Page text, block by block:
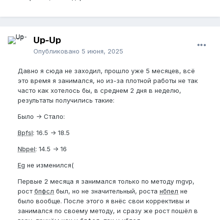
Up-Up
Опубликовано 5 июня, 2025
Давно я сюда не заходил, прошло уже 5 месяцев, всё
это время я занимался, но из-за плотной работы не так
часто как хотелось бы, в среднем 2 дня в неделю,
результаты получились такие:
Было -> Стало:
Bpfsl: 16.5 -> 18.5
Nbpel: 14.5 -> 16
Eg не изменился(
Первые 2 месяца я занимался только по методу mgvp,
ростбпфсл был, но не значительный, роста нбпел не
было вообще. После этого я внёс свои коррективы и
занимался по своему методу, и сразу же рост пошёл в